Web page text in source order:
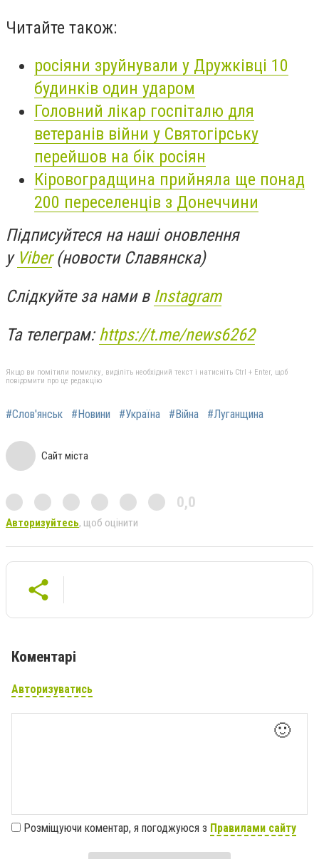
Читайте також:
росіяни зруйнували у Дружківці 10
будинків один ударом
Головний лікар госпіталю для
ветеранів війни у Святогірську
перейшов на бік росіян
Кіровоградщина прийняла ще понад
200 переселенців з Донеччини
Підписуйтеся на наші оновлення
у Viber(новости Славянска)
Слідкуйте за нами в Instagram
Та телеграм: https://t.me/news6262
Якщо ви помітили помилку, виділіть необхідний текст і натисніть Ctrl + Enter, щоб
повідомити про це редакцію
#Слов'янськ #Новини #Україна #Війна #Луганщина
Сайт міста
0,0
Авторизуйтесь, щоб оцінити
Коментарі
Авторизуватись
🙂
Розміщуючи коментар, я погоджуюся з Правилами сайту